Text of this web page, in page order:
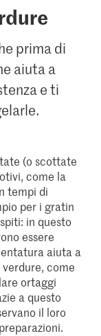
prima di
aiuta a
e ti
(o scottate
come la
tempi di
per i gratin
in questo
essere
aiuta a
come
ortaggi
a questo
il loro